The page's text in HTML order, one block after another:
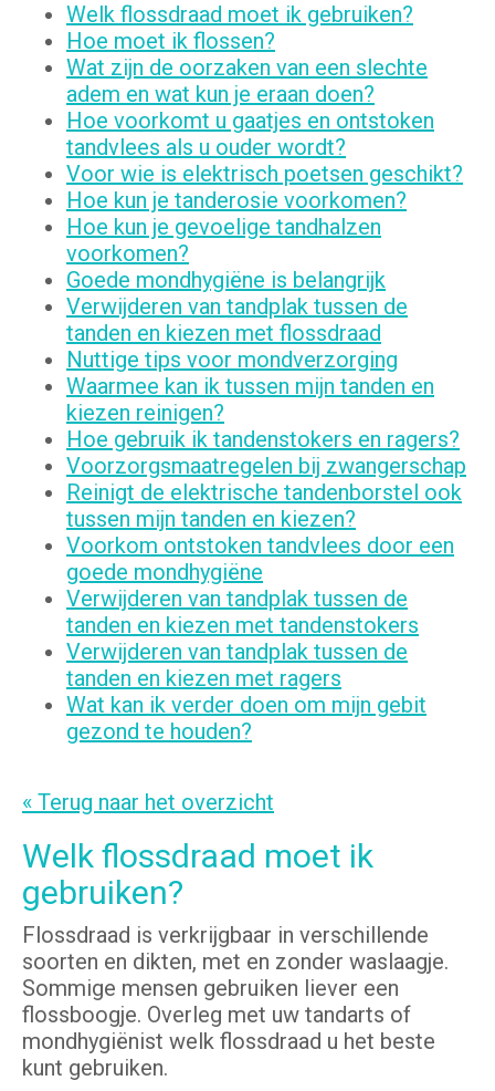
Welk flossdraad moet ik gebruiken?
Hoe moet ik flossen?
Wat zijn de oorzaken van een slechte
adem en wat kun je eraan doen?
Hoe voorkomt u gaatjes en ontstoken
tandvlees als u ouder wordt?
Voor wie is elektrisch poetsen geschikt?
Hoe kun je tanderosie voorkomen?
Hoe kun je gevoelige tandhalzen
voorkomen?
Goede mondhygiëne is belangrijk
Verwijderen van tandplak tussen de
tanden en kiezen met flossdraad
Nuttige tips voor mondverzorging
Waarmee kan ik tussen mijn tanden en
kiezen reinigen?
Hoe gebruik ik tandenstokers en ragers?
Voorzorgsmaatregelen bij zwangerschap
Reinigt de elektrische tandenborstel ook
tussen mijn tanden en kiezen?
Voorkom ontstoken tandvlees door een
goede mondhygiëne
Verwijderen van tandplak tussen de
tanden en kiezen met tandenstokers
Verwijderen van tandplak tussen de
tanden en kiezen met ragers
Wat kan ik verder doen om mijn gebit
gezond te houden?
« Terug naar het overzicht
Welk flossdraad moet ik
gebruiken?
Flossdraad is verkrijgbaar in verschillende
soorten en dikten, met en zonder waslaagje.
Sommige mensen gebruiken liever een
flossboogje. Overleg met uw tandarts of
mondhygiënist welk flossdraad u het beste
kunt gebruiken.